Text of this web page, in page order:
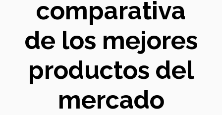
comparativa
de los mejores
productos del
mercado